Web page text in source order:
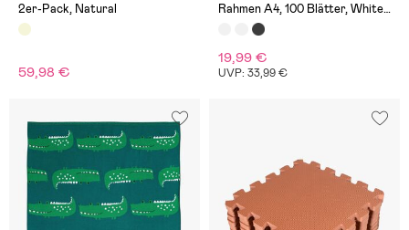
2er-Pack, Natural
59,98 €
Rahmen A4, 100 Blätter, White
19,99 €
UVP: 33,99 €